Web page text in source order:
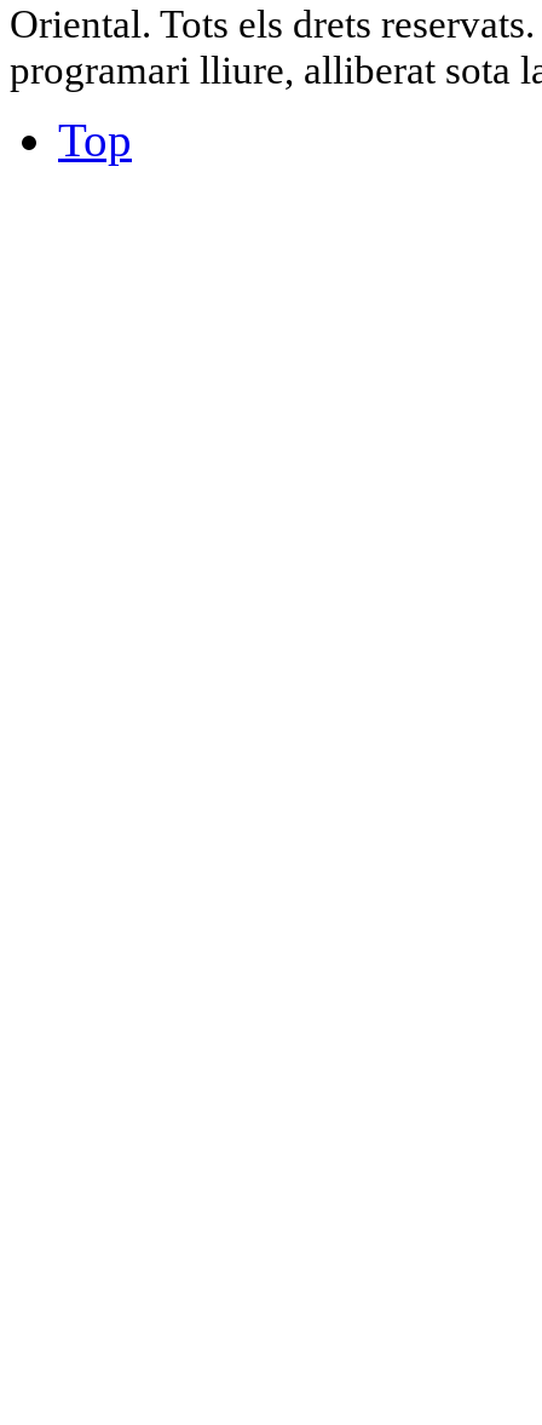
Oriental. Tots els drets
programari lliure, alliberat sota
Top